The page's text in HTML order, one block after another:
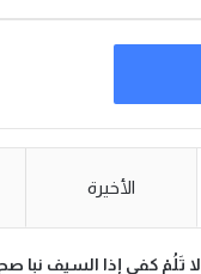
الأخيرة
لا تَلُمْ كفي إذا السيف نبا